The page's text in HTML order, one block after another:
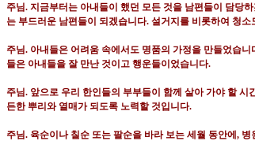
주님. 지금부터는 아내들이 했던 모든 것을 남편들이 담당
는 부드러운 남편들이 되겠습니다. 설거지를 비롯하여 청소
주님. 아내들은 어려움 속에서도 명품의 가정을 만들었습니
들은 아내들을 잘 만난 것이고 행운들이었습니다.
주님. 앞으로 우리 한인들의 부부들이 함께 살아 가야 할 시
든한 뿌리와 열매가 되도록 노력할 것입니다.
주님. 육순이나 칠순 또는 팔순을 바라 보는 세월 동안에, 병